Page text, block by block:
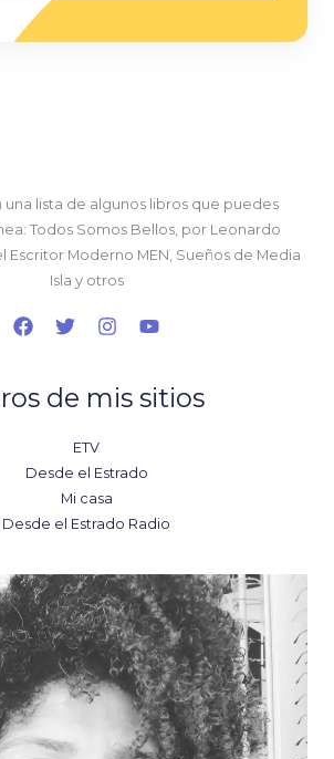
lista de algunos libros que puedes
Todos Somos Bellos, por Leonardo
Escritor Moderno MEN, Sueños de Media
Isla y otros
de mis sitios
ETV
Desde el Estrado
Mi casa
Desde el Estrado Radio